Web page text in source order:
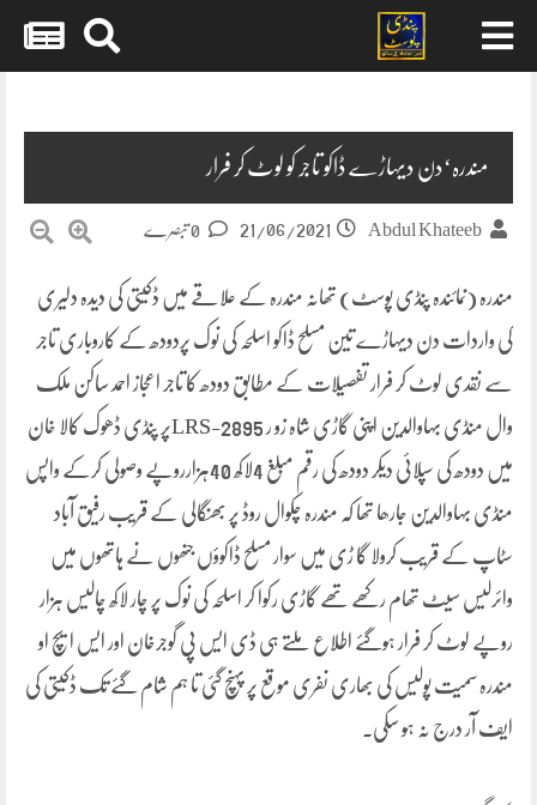
مندرہ‘دن دیہاڑے ڈاکو تاجر کو لوٹ کر فرار
Abdul Khateeb
21/06/2021
مندرہ (نمائندہ پنڈی پوسٹ) تھانہ مندرہ کے علاقے میں ڈکیتی کی دیدہ دلیری
کی واردات دن دیہاڑے تین مسلح ڈاکو اسلحہ کی نوک پردودھ کے کاروباری تاجر
سے نقدی لوٹ کر فرار تفصیلات کے مطابق دودھ کا تاجر اعجاز احمد ساکن ملک
وال منڈی بہاوالدین اپنی گاڑی شاہ زو ر LRS-2895پر پنڈی ڈھوک کالا خان
میں دودھ کی سپلائی دیکر دودھ کی رقم مبلغ 4لاکھ 40ہزارروپے وصولی کرکے واپس
منڈی بہاوالدین جارھا تھا کہ مندرہ چکوال روڈ پر بھنگالی کے قریب رفیق آباد
سٹاپ کے قریب کرولا گا ڑی میں سوار مسلح ڈاکوؤں جنھوں نے ہاتھوں میں
وائرلیس سیٹ تھام رکھے تھے گاڑی رکوا کر اسلحہ کی نوک پر چار لاکھ چالیس ہزار
روپے لوٹ کر فرار ہوگئے اطلاع ملتے ہی ڈی ایس پی گوجرخان اور ایس ایچ او
مندرہ سمیت پولیس کی بھاری نفری موقع پر پہنچ گئی تا ہم شام گئے تک ڈکیتی کی
ایف آر درج نہ ہو سکی۔